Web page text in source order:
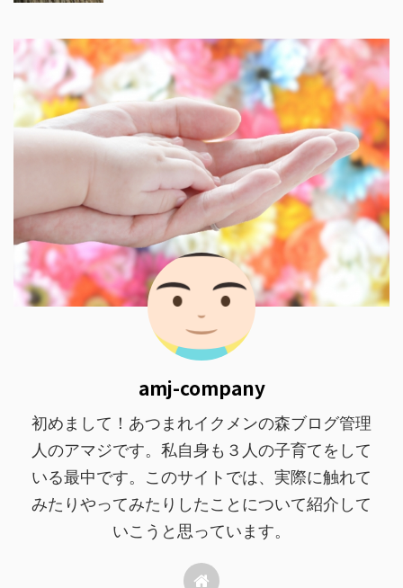
amj-company
初めまして！あつまれイクメンの森ブログ管理
人のアマジです。私自身も３人の子育てをして
いる最中です。このサイトでは、実際に触れて
みたりやってみたりしたことについて紹介して
いこうと思っています。